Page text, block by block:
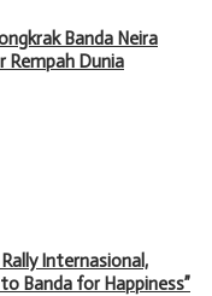
Banda Neira
Rempah Dunia
Internasional,
Banda for Happiness”